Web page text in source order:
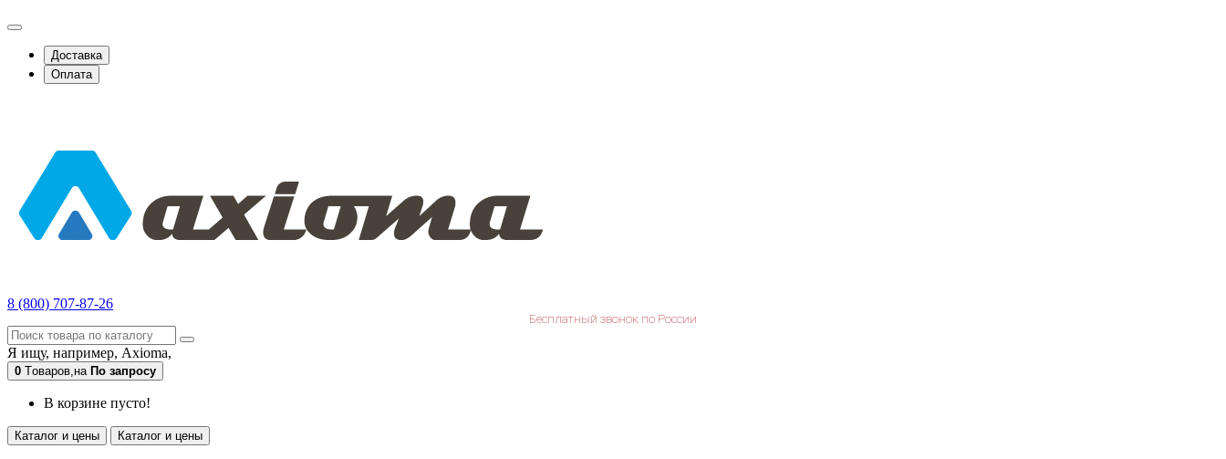
Доставка
Оплата
8 (800) 707-87-26
Бесплатный звонок по России
Я ищу, например, Axioma,
0 Tоваров,на По запросу
В корзине пусто!
Каталог и цены Каталог и цены